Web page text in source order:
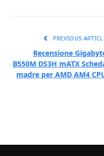
PREVIOUS
Recensione
B550M DS3H mATX
madre per AMD AM4